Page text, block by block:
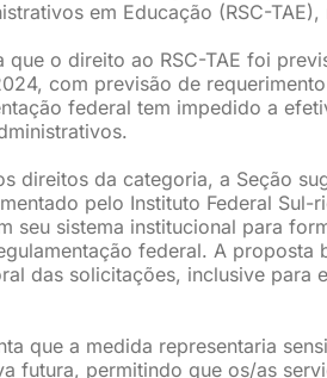
em Educação (RSC-
o direito ao RSC-TAE foi
com previsão de
federal tem impedido a
direitos da categoria, a Seção
pelo Instituto Federal Sul-
seu sistema institucional para
federal. A proposta
das solicitações, inclusive para
que a medida representaria
futura, permitindo que os/as